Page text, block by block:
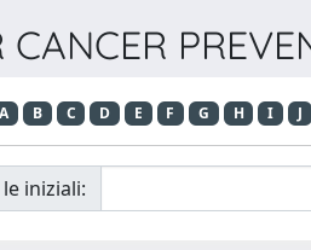
A B C D E F G H I J
iniziali: